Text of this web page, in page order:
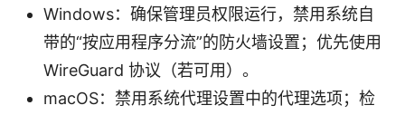
Windows：确保管理员权限运行，禁用系统自
带的“按应用程序分流”的防火墙设置；优先使用
WireGuard 协议（若可用）。
macOS：禁用系统代理设置中的代理选项；检